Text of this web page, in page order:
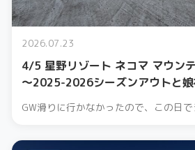
2026.07.23
4/5 星野リゾート ネコマ マウン
〜2025-2026シーズンアウトと
GW滑りに行かなかったので、この日で